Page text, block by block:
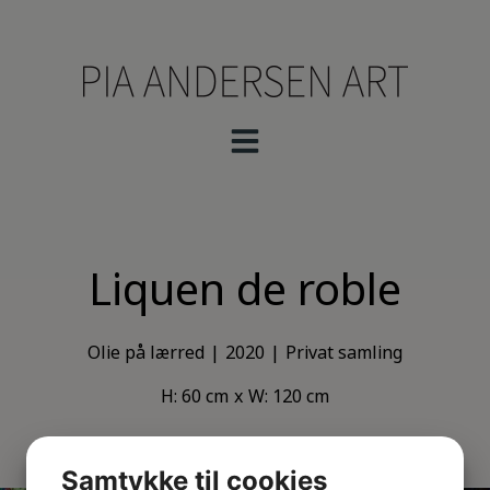
Liquen de roble
Olie på lærred 2020
Privat samling
H: 60 cm
W: 120 cm
Samtykke til cookies